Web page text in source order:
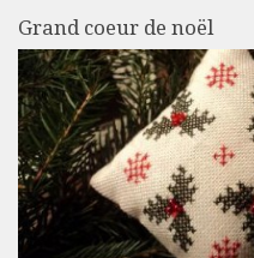
Grand coeur de noël